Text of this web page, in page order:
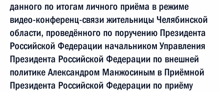
данного по итогам личного приёма в режиме
видео-конференц-связи жительницы Челябинской
области, проведённого по поручению Президента
Российской Федерации начальником Управления
Президента Российской Федерации по внешней
политике Александром Манжосиным в Приёмной
Президента Российской Федерации по приёму